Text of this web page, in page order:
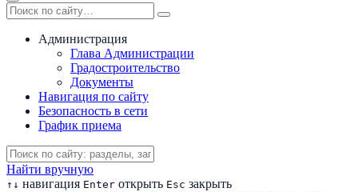
Администрация
Глава Администрации
Градостроительство
Документы
Навигация по сайту
Безопасность в сети
График приема
Найти вручную
↑ ↓ навигация Enter открыть Esc закрыть